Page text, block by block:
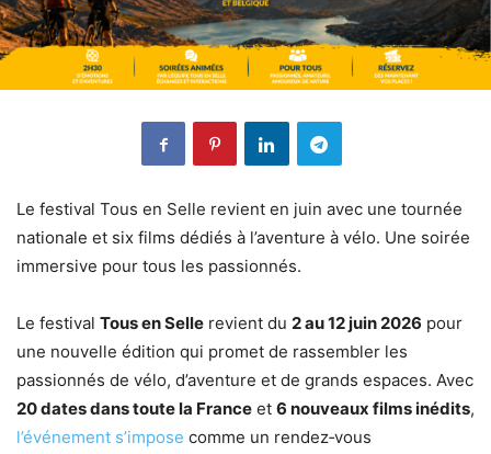
Le festival Tous en Selle revient en juin avec une tournée
nationale et six films dédiés à l’aventure à vélo. Une soirée
immersive pour tous les passionnés.
Le festival Tous en Selle revient du 2 au 12 juin 2026 pour
une nouvelle édition qui promet de rassembler les
passionnés de vélo, d’aventure et de grands espaces. Avec
20 dates dans toute la France et 6 nouveaux films inédits,
l’événement s’impose comme un rendez‑vous